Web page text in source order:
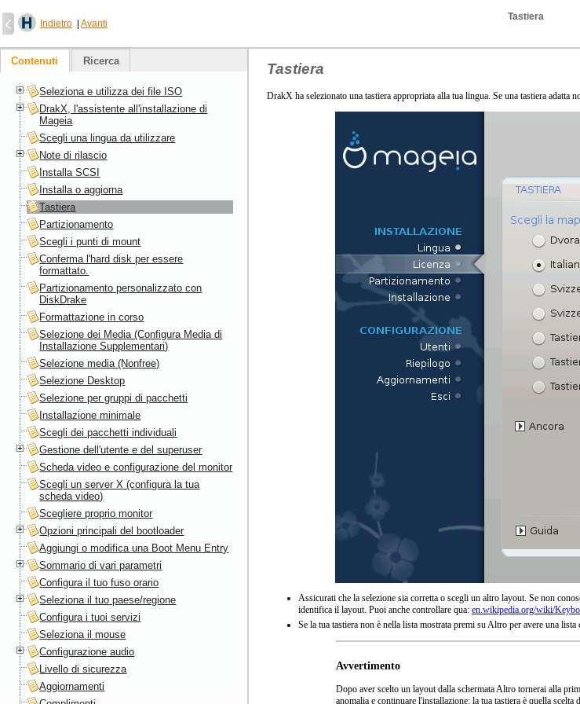
Indietro Avanti
Tastiera
Tastiera
DrakX ha selezionato una tastiera appropriata alla tua lingua. Se una tastiera
Assicurati che la selezione sia corretta o scegli un altro layout. Se non
identifica il layout. Puoi anche controllare qua: en.wikipedia.org/wiki/
Se la tua tastiera non è nella lista mostrata premi suAltro per avere una
Avvertimento
Dopo aver scelto un layout dalla schermataAltro tornerai alla
anomalia e continuare l'installazione: la tua tastiera è quella scelta
Contenuti Ricerca
Seleziona e utilizza dei file ISO
DrakX, l'assistente all'installazione di
Mageia
Scegli una lingua da utilizzare
Note di rilascio
Installa SCSI
Installa o aggiorna
Tastiera
Partizionamento
Scegli i punti di mount
Conferma l'hard disk per essere
formattato.
Partizionamento personalizzato con
DiskDrake
Formattazione in corso
Selezione dei Media (Configura Media di
Installazione Supplementari)
Selezione media (Nonfree)
Selezione Desktop
Selezione per gruppi di pacchetti
Installazione minimale
Scegli dei pacchetti individuali
Gestione dell'utente e del superuser
Scheda video e configurazione del monitor
Scegli un server X (configura la tua
scheda video)
Scegliere proprio monitor
Opzioni principali del bootloader
Aggiungi o modifica una Boot Menu Entry
Sommario di vari parametri
Configura il tuo fuso orario
Seleziona il tuo paese/regione
Configura i tuoi servizi
Seleziona il mouse
Configurazione audio
Livello di sicurezza
Aggiornamenti